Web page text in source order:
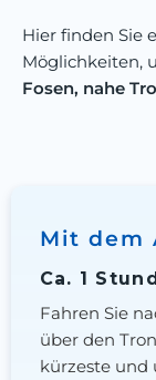
Hier finden Sie
Möglichkeiten,
Fosen, nahe
Mit dem
Ca. 1
Fahren Sie
über den
kürzeste und